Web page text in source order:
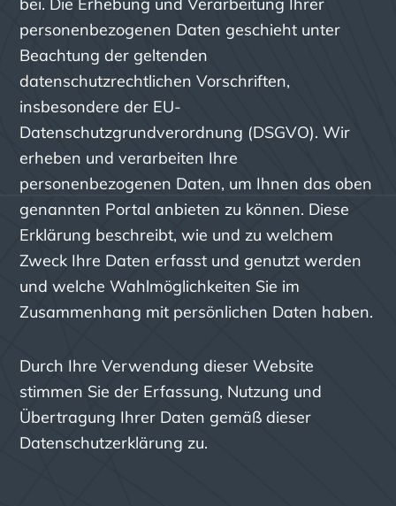
personenbezogenen Daten geschieht unter
Beachtung der geltenden
datenschutzrechtlichen Vorschriften,
insbesondere der EU-
Datenschutzgrundverordnung (DSGVO). Wir
erheben und verarbeiten Ihre
personenbezogenen Daten, um Ihnen das oben
genannten Portal anbieten zu können. Diese
Erklärung beschreibt, wie und zu welchem
Zweck Ihre Daten erfasst und genutzt werden
und welche Wahlmöglichkeiten Sie im
Zusammenhang mit persönlichen Daten haben.
Durch Ihre Verwendung dieser Website
stimmen Sie der Erfassung, Nutzung und
Übertragung Ihrer Daten gemäß dieser
Datenschutzerklärung zu.